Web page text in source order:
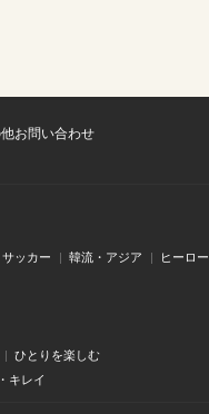
お問い合わせ
サッカー 韓流・アジア ヒーロー
ひとりを楽しむ
キレイ